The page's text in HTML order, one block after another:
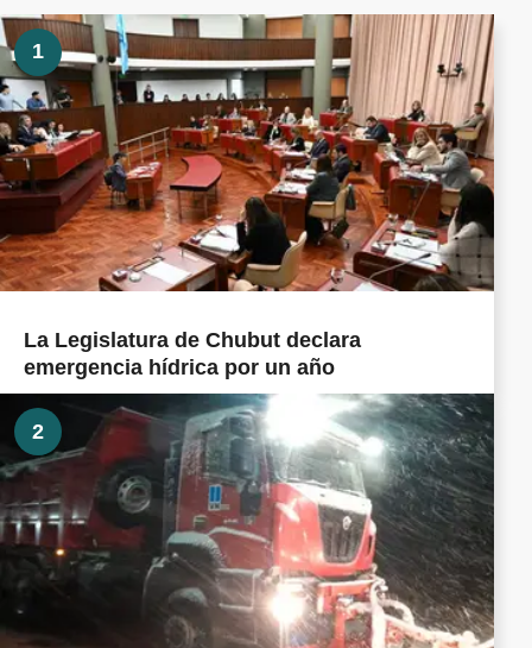
1
La Legislatura de Chubut declara
emergencia hídrica por un año
2